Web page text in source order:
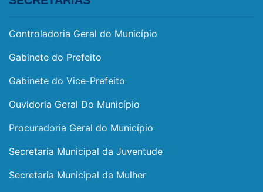
Controladoria Geral do Município
Gabinete do Prefeito
Gabinete do Vice-Prefeito
Ouvidoria Geral Do Município
Procuradoria Geral do Município
Secretaria Municipal da Juventude
Secretaria Municipal da Mulher